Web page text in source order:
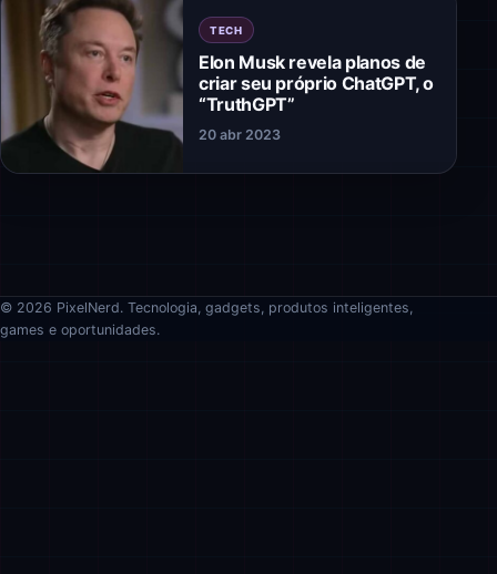
TECH
Elon Musk revela planos de
criar seu próprio ChatGPT, o
“TruthGPT”
20 abr 2023
© 2026 PixelNerd. Tecnologia, gadgets, produtos inteligentes,
games e oportunidades.